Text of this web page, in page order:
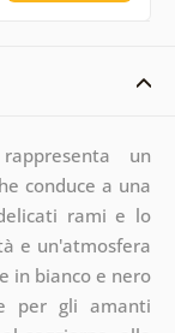
un
conduce a una
rami e lo
e un'atmosfera
in bianco e nero
per gli amanti